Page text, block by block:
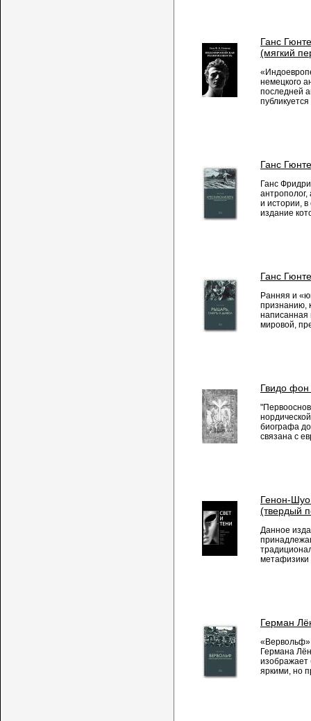
Ганс
(мягкий
немецкого
последней
Ганс
Ганс
и истории, в
издание
Ганс
Ранняя и
признанию,
написанная
мировой,
Гвидо фон
биографа
связана с
Генон-
(твердый
Данное
метафизики
Герман
Германа
изображает
яркими, но